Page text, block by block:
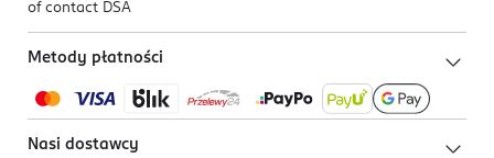
of contact DSA
Metody płatności
Nasi dostawcy